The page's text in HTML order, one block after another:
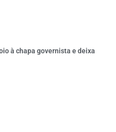
à chapa governista e deixa